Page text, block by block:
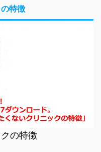
特徴
の特徴